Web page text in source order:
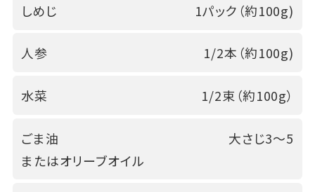
しめじ 1パック（約100g)
人参 1/2本（約100g)
水菜 1/2束（約100g）
ごま油
またはオリーブオイル
大さじ3～5